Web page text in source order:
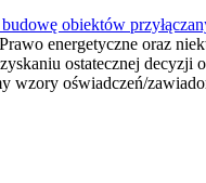
obiektów
energetyczne oraz
ostatecznej
wzory oświadczeń/